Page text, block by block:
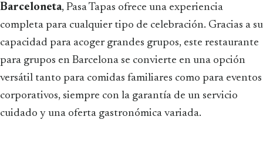
Barceloneta, Pasa Tapas ofrece una experiencia
completa para cualquier tipo de celebración. Gracias a su
capacidad para acoger grandes grupos, este restaurante
para grupos en Barcelona se convierte en una opción
versátil tanto para comidas familiares como para eventos
corporativos, siempre con la garantía de un servicio
cuidado y una oferta gastronómica variada.